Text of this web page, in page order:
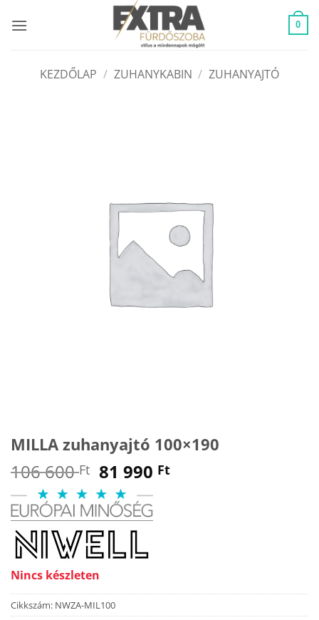
0
KEZDŐLAP / ZUHANYKABIN / ZUHANYAJTÓ
MILLA zuhanyajtó 100×190
106 600Ft Original
price
was:
106
600 Ft.
81 990 FtCurrent
Nincs készleten
Cikkszám: NWZA-MIL100